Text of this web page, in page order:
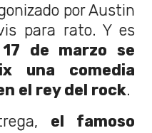
por Austin
para rato. Y es
de marzo se
una comedia
el rey del rock.
el famoso